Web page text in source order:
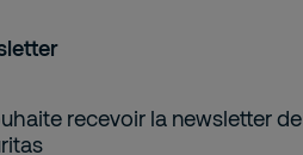
recevoir la newsletter de